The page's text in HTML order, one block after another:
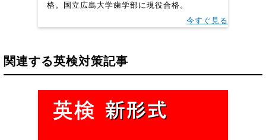
格。国立広島大学歯学部に現役合格。
今すぐ見る
関連する英検対策記事